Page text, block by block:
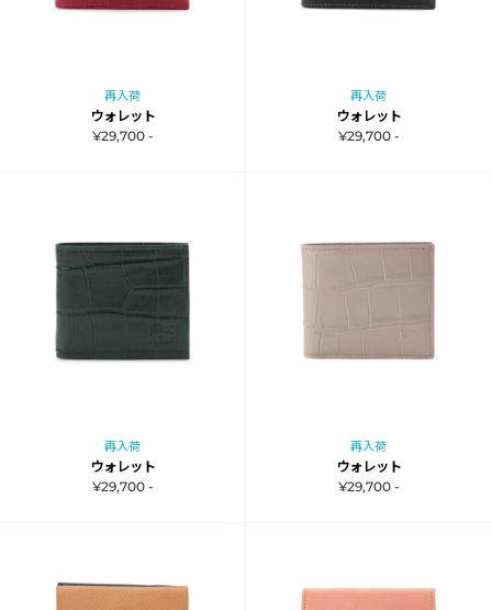
再入荷
ウォレット
¥29,700 -
再入荷
ウォレット
¥29,700 -
再入荷
ウォレット
¥29,700 -
再入荷
ウォレット
¥29,700 -